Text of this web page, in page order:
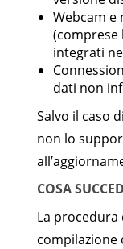
Webcam e
(comprese
integrati
dati non
Salvo il caso
non lo
COSA
La procedura
compilazione